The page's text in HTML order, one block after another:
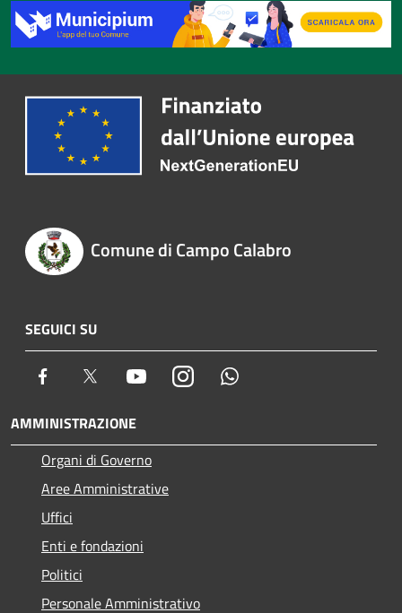
Comune di Campo Calabro
SEGUICI SU
Facebook Twitter YoutubeInstagram
AMMINISTRAZIONE
Organi di Governo
Aree Amministrative
Uffici
Enti e fondazioni
Politici
Personale Amministrativo